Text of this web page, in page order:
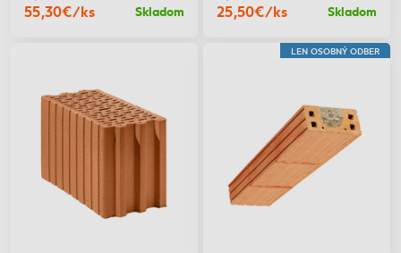
55,30€/ks Skladom 25,50€/ks Skladom
LEN OSOBNÝ ODBER